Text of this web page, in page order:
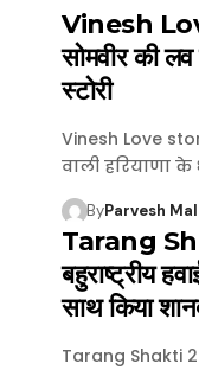
Vinesh
सोमवीर की
स्टाेरी
Vinesh Love
वाली हरियाणा
ByParvesh
Tarang
बहुराष्ट्रीय
साथ किया
Tarang Shakti